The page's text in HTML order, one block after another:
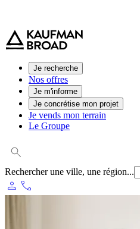
Je recherche
Nos offres
Je m'informe
Je concrétise mon projet
Je vends mon terrain
Le Groupe
Rechercher une ville, une région...
person phone